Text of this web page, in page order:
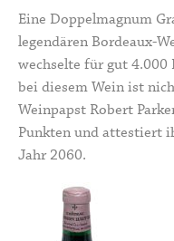
Eine Doppelmagnum
legendären Bordeaux-
wechselte für gut 4.000
bei diesem Wein ist
Weinpapst Robert
Punkten und attestiert
Jahr 2060.